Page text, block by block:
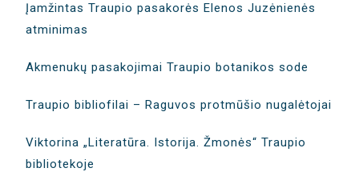
Įamžintas Traupio pasakorės Elenos Juzėnienės
atminimas
Akmenukų pasakojimai Traupio botanikos sode
Traupio bibliofilai – Raguvos protmūšio nugalėtojai
Viktorina „Literatūra. Istorija. Žmonės“ Traupio
bibliotekoje